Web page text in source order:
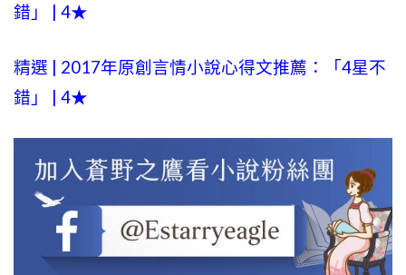
錯」 | 4★
精選 | 2017年原創言情小說心得文推薦：「4星不
錯」 | 4★